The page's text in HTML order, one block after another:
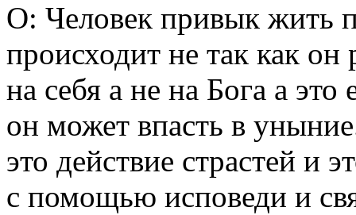
О: Человек привык жить
происходит не так как он
на себя а не на Бога а
он может впасть в
это действие страстей и
с помощью исповеди и